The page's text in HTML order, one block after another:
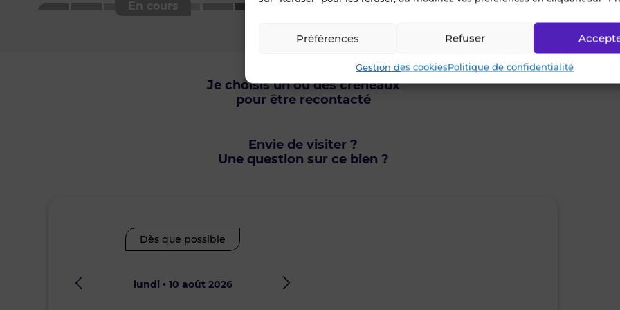
Refuser
Préférences
Gestion des cookiesPolitique de confidentialité
Je choisis un ou des créneaux
pour être recontacté
Envie de visiter ?
Une question sur ce bien ?
Dès que possible
lundi • 10 août 2026